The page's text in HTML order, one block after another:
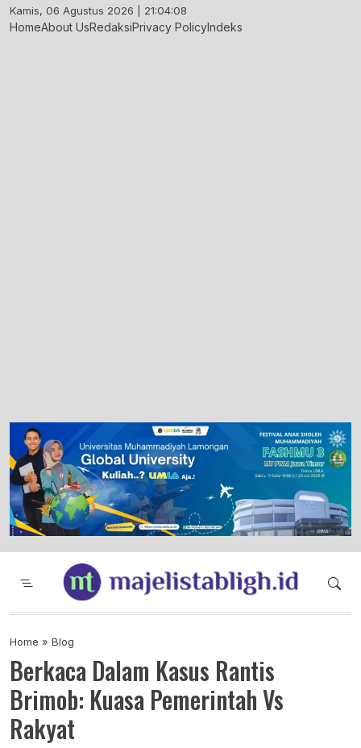
Skip
to
Kamis, 06 Agustus 2026 | 21:04:09
HomeAbout UsRedaksiPrivacy PolicyIndeks
Majelis Tabligh Muhammadiyah
Syiar Dakwah Islam Berkemajuan dan
Home » Blog
Berkaca Dalam Kasus Rantis
Brimob: Kuasa Pemerintah Vs
Rakyat